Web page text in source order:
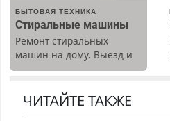
Ежемесячно
выплачивается денежная
премия. Возможно
бесплатное обучение,
получение документов,
транспортной
безопасности с з/п до
БЫТОВАЯ ТЕХНИКА
Стиральные машины
Ремонт стиральных
машин на дому. Выезд и
диагностика бесплатно.
ЧИТАЙТЕ ТАКЖЕ